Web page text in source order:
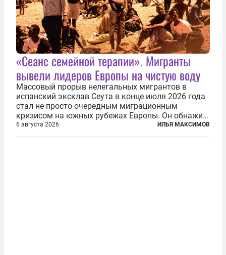
«Сеанс семейной терапии». Мигранты
вывели лидеров Европы на чистую воду
Массовый прорыв нелегальных мигрантов в
испанский эксклав Сеута в конце июля 2026 года
стал не просто очередным миграционным
кризисом на южных рубежах Европы. Он обнажил
фундаментальный раскол внутри Евросоюза,
продемонстрировав, что десятилетиями
6 августа 2026 ИЛЬЯ МАКСИМОВ